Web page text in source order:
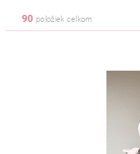
90 položiek celkom